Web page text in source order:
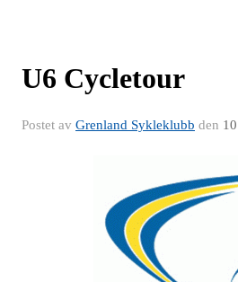
U6 Cycletour
Postet av Grenland Sykleklubb den